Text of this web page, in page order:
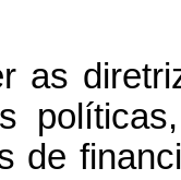
as
de